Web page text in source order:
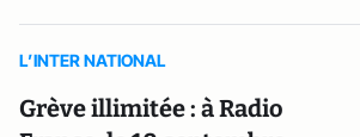
L’INTER NATIONAL
Grève illimitée : à Radio